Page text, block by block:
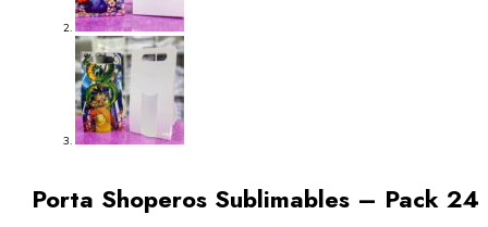
Porta Shoperos Sublimables – Pack 24